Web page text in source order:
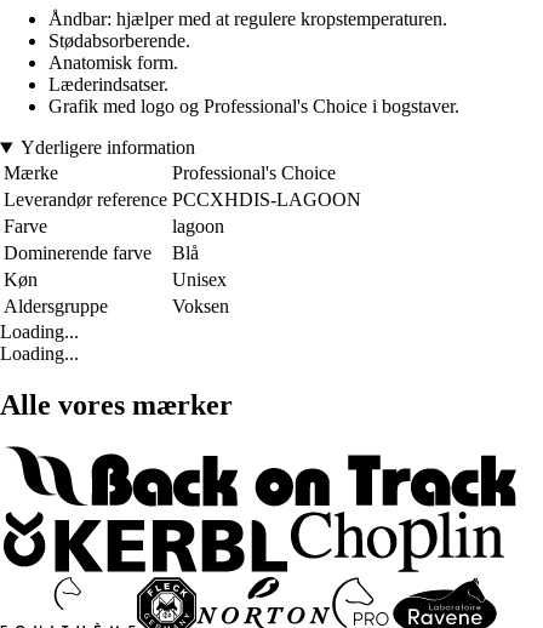
Åndbar: hjælper med at regulere kropstemperaturen.
Stødabsorberende.
Anatomisk form.
Læderindsatser.
Grafik med logo og Professional's Choice i bogstaver.
Yderligere information
Mærke
Professional's Choice
Leverandør reference PCCXHDIS-LAGOON
Farve
lagoon
Dominerende farve
Blå
Køn
Unisex
Aldersgruppe
Voksen
Loading...
Loading...
Alle vores mærker